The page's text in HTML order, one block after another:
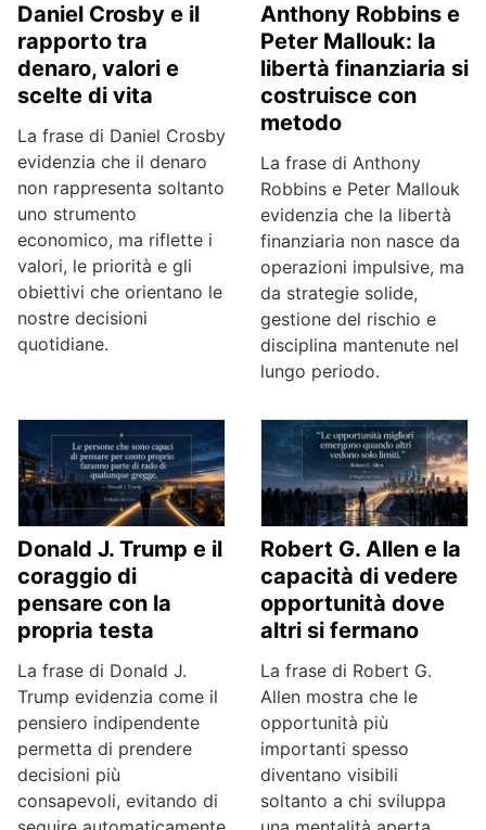
Daniel Crosby e il
rapporto tra
denaro, valori e
scelte di vita
La frase di Daniel Crosby
evidenzia che il denaro
non rappresenta soltanto
uno strumento
economico, ma riflette i
valori, le priorità e gli
obiettivi che orientano le
nostre decisioni
quotidiane.
Anthony Robbins e
Peter Mallouk: la
libertà finanziaria si
costruisce con
metodo
La frase di Anthony
Robbins e Peter Mallouk
evidenzia che la libertà
finanziaria non nasce da
operazioni impulsive, ma
da strategie solide,
gestione del rischio e
disciplina mantenute nel
lungo periodo.
Donald J. Trump e il
coraggio di
pensare con la
propria testa
La frase di Donald J.
Trump evidenzia come il
pensiero indipendente
permetta di prendere
decisioni più
consapevoli, evitando di
Robert G. Allen e la
capacità di vedere
opportunità dove
altri si fermano
La frase di Robert G.
Allen mostra che le
opportunità più
importanti spesso
diventano visibili
soltanto a chi sviluppa